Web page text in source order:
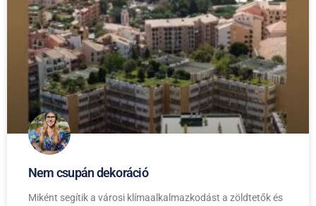
Nem csupán dekoráció
Miként segítik a városi klímaalkalmazkodást a zöldtetők és